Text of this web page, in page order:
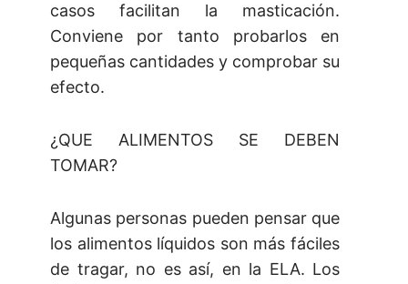
casos facilitan la masticación.
Conviene por tanto probarlos en
pequeñas cantidades y comprobar su
efecto.
¿QUE ALIMENTOS SE DEBEN
TOMAR?
Algunas personas pueden pensar que
los alimentos líquidos son más fáciles
de tragar, no es así, en la ELA. Los